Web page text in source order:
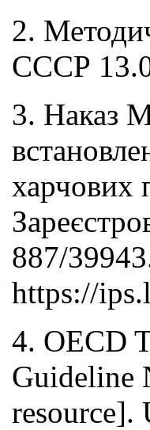
2.
СССР
3. Наказ
харчових
887/
https://
4. OECD
Guideline
resource].